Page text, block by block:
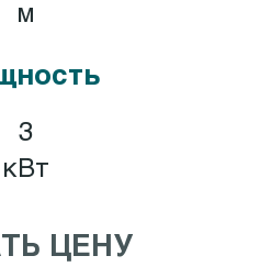
м
3
кВт
ЦЕНУ